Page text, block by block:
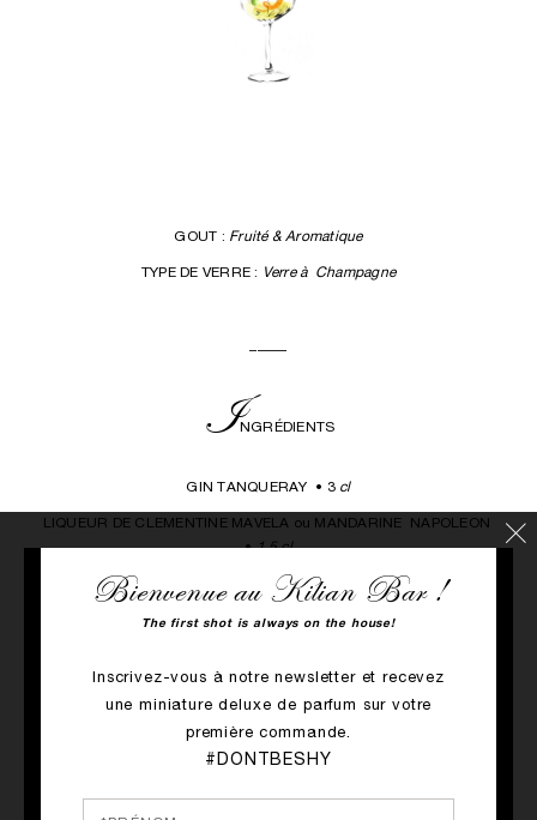
GOUT : Fruité & Aromatique
TYPE DE VERRE : Verre à Champagne
INGR ÉDIENTS
GIN TANQUERAY • 3 cl
LIQUEUR DE C LEMENTINE MAVELA ou MANDARINE NAPOLEON
•1,5 cl
SKINOS - LIQUEUR DEMASTIHA • 1cl
SIROP DE ROMARIN • 1,5 cl
ANGOSTURA BITTER ORANGE
_____
Bienvenue au Kilian Bar !
The first shot is always on the house!
Inscrivez-vous à notre newsletter et recevez
une miniature deluxe de parfum sur votre
première commande.
#DONTBESHY